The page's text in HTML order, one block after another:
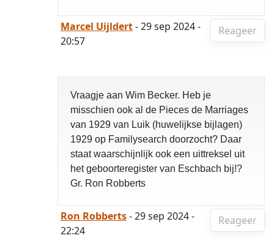
Reageer
Marcel Uijldert- 29 sep 2024 -
20:57
Vraagje aan Wim Becker. Heb je
misschien ook al de Pieces de Marriages
van 1929 van Luik (huwelijkse bijlagen)
1929 op Familysearch doorzocht? Daar
staat waarschijnlijk ook een uittreksel uit
het geboorteregister van Eschbach bij!?
Gr. Ron Robberts
Reageer
Ron Robberts- 29 sep 2024 -
22:24